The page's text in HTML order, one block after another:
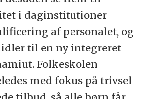
i daginstitutioner
af personalet, og
til en ny integreret
Folkeskolen
med fokus på trivsel